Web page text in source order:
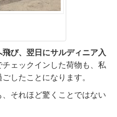
び、翌日にサルディニア入
ェックインした荷物も、私
したことになります。
それほど驚くことではない